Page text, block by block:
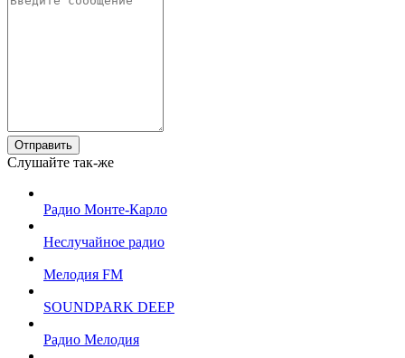
Отправить
Слушайте так-же
Радио Монте-Карло
Неслучайное радио
Мелодия FM
SOUNDPARK DEEP
Радио Мелодия